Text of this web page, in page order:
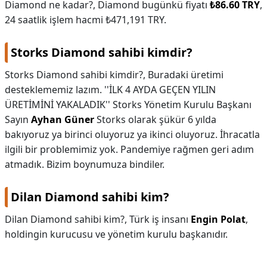
Diamond ne kadar?, Diamond bugünkü fiyatı ₺86.60 TRY,
24 saatlik işlem hacmi ₺471,191 TRY.
Storks Diamond sahibi kimdir?
Storks Diamond sahibi kimdir?, Buradaki üretimi
desteklememiz lazım. ''İLK 4 AYDA GEÇEN YILIN
ÜRETİMİNİ YAKALADIK'' Storks Yönetim Kurulu Başkanı
Sayın Ayhan GünerStorks olarak şükür 6 yılda
bakıyoruz ya birinci oluyoruz ya ikinci oluyoruz. İhracatla
ilgili bir problemimiz yok. Pandemiye rağmen geri adım
atmadık. Bizim boynumuza bindiler.
Dilan Diamond sahibi kim?
Dilan Diamond sahibi kim?, Türk iş insanı Engin Polat,
holdingin kurucusu ve yönetim kurulu başkanıdır.